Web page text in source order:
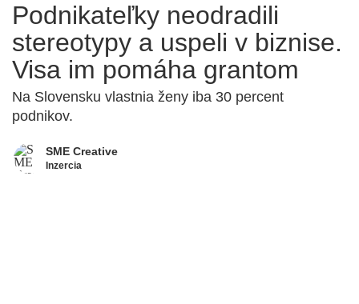
Podnikateľky neodradili
stereotypy a uspeli v biznise.
Visa im pomáha grantom
Na Slovensku vlastnia ženy iba 30 percent
podnikov.
SME Creative
Inzercia